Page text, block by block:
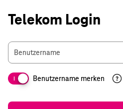
Telekom Login
Benutzername
I Benutzername merken